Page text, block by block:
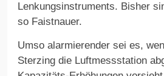
Lenkungsinstruments. Bisher
so Faistnauer.
Umso alarmierender sei es,
Sterzing die Luftmessstation